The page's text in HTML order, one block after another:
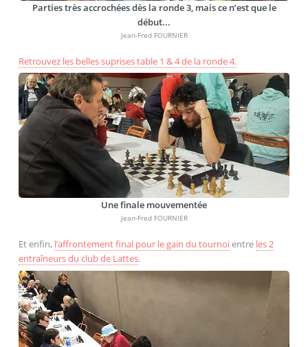
Parties très accrochées dès la ronde 3, mais ce n’est que le
début...
Jean-Fred FOURNIER
Retrouvez les belles suprises table 1 & 4 de la ronde 4.
Une finale mouvementée
Jean-Fred FOURNIER
Et enfin, l’affrontement final pour le gain du tournoientre les 2
entraîneurs du club de Lattes.